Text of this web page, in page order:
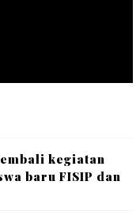
kegiatan
baru FISIP dan